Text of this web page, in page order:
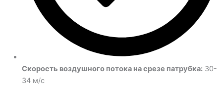
Скорость воздушного потока на срезе патрубка:30-
34 м/с